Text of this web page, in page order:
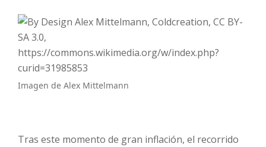
Imagen de Alex Mittelmann
Tras este momento de gran inflación, el recorrido